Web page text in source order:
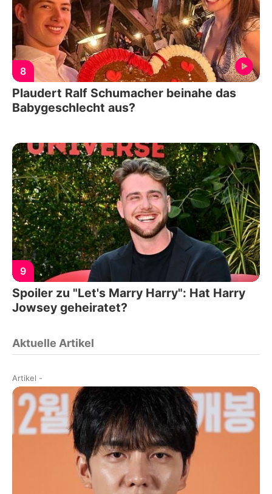
8
Plaudert Ralf Schumacher beinahe das
Babygeschlecht aus?
9
Spoiler zu "Let's Marry Harry": Hat Harry
Jowsey geheiratet?
Aktuelle Artikel
Artikel -